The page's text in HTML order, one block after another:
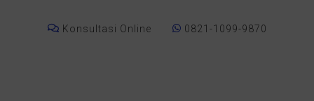
Konsultasi Online 0821-1099-9870